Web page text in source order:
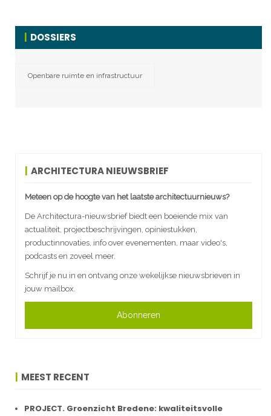
DOSSIERS
Openbare ruimte en infrastructuur
ARCHITECTURA NIEUWSBRIEF
Meteen op de hoogte van het laatste architectuurnieuws?
De Architectura-nieuwsbrief biedt een boeiende mix van
actualiteit, projectbeschrijvingen, opiniestukken,
productinnovaties, info over evenementen, maar video's,
podcasts en zoveel meer.
Schrijf je nu in en ontvang onze wekelijkse nieuwsbrieven in
jouw mailbox.
Abonneren
MEEST RECENT
PROJECT. Groenzicht Bredene: kwaliteitsvolle